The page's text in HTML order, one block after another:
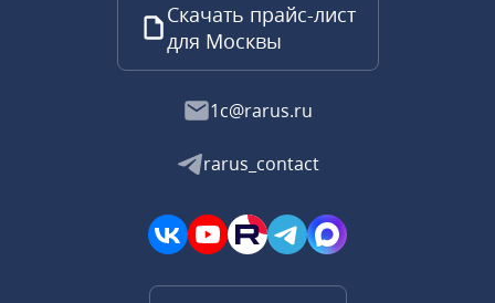
Скачать прайс-лист
для Москвы
1c@rarus.ru
rarus_contact